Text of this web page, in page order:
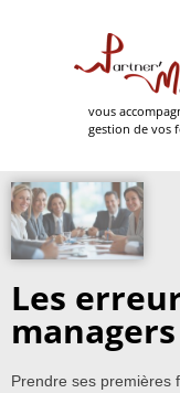
vous
gestion de vos
Les
Prendre ses premières